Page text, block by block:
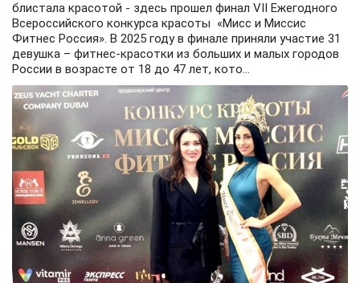
блистала красотой - здесь прошел финал VII Ежегодного
Всероссийского конкурса красоты «Мисс и Миссис
Фитнес Россия». В 2025 году в финале приняли участие 31
девушка – фитнес-красотки из больших и малых городов
России в возрасте от 18 до 47 лет, кото...